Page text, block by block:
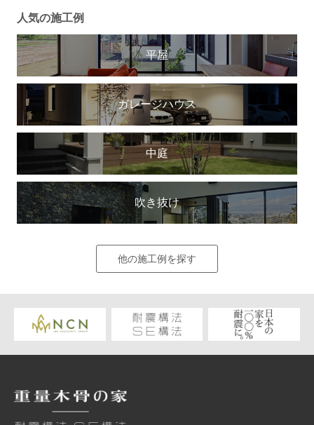
人気の施工例
平屋
ガレージハウス
中庭
吹き抜け
他の施工例を探す